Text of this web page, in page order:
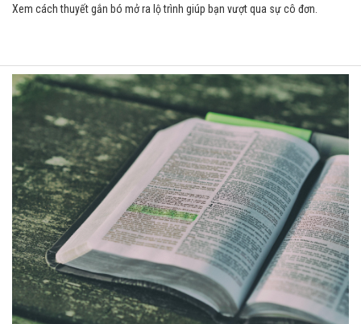
Xem cách thuyết gắn bó mở ra lộ trình giúp bạn vượt qua sự cô đơn.